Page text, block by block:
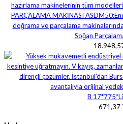
Soğan
B 17*775*Li
671,37